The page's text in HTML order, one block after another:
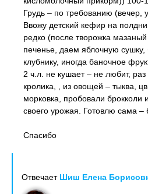
Грудь – по требованию (вечер,
Ввожу детский кефир на
редко (после творожка
печенье, даем яблочную сушку,
клубнику, иногда баночное
2 ч.л. не кушает – не любит,
кролика, , из овощей – тыква, цв
морковка, пробовали брокколи
своего урожая. Готовлю сама –
Спасибо
Отвечает Шиш Елена